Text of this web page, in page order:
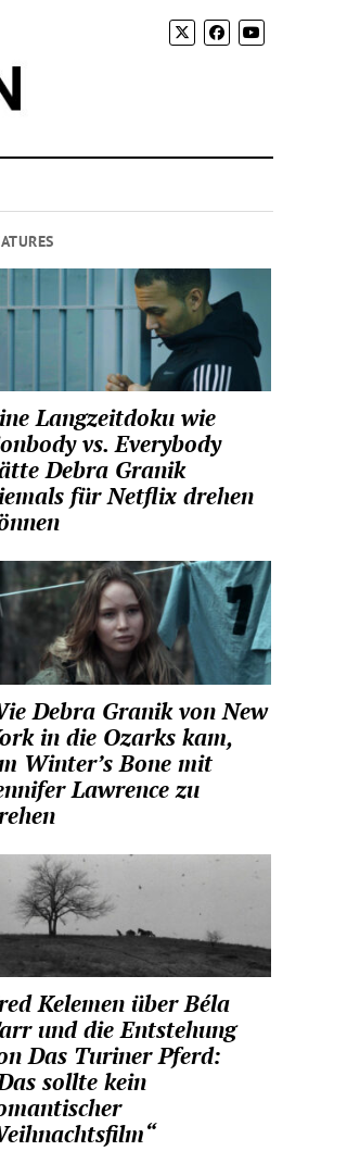
Langzeitdoku wie
vs. Everybody
Debra Granik
für Netflix drehen
Debra Granik von New
in die Ozarks kam,
Winter’s Bone mit
Lawrence zu
Kelemen über Béla
und die Entstehung
Das Turiner Pferd:
sollte kein